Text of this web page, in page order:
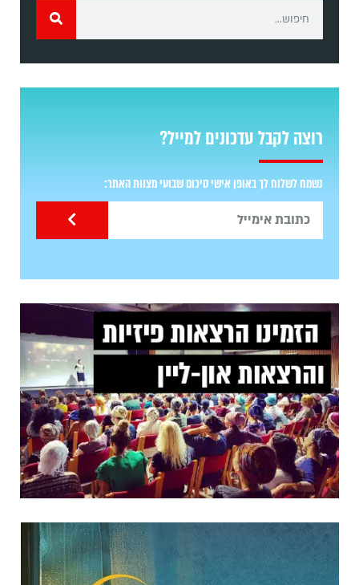
רוצה לקבל עדכונים למייל?
נשמח לשלוח לך באופן אישי סיכום שבועי מצוות האתר: